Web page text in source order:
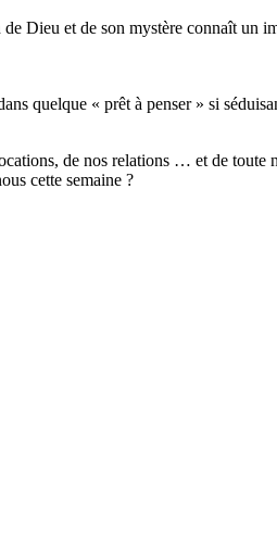
Dieu et de son mystère connaît un
quelque « prêt à penser » si
de nos relations … et de
cette semaine ?